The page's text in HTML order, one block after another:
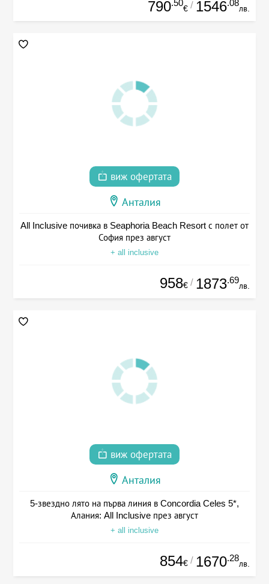
790.50
€ / 1546.08
лв.
виж офертата
Анталия
All Inclusive почивка в Seaphoria Beach Resort с полет от
София през август
+ all inclusive
958€ / 1873.69
лв.
виж офертата
Анталия
5-звездно лято на първа линия в Concordia Celes 5*,
Алания: All Inclusive през август
+ all inclusive
854€ / 1670.28
лв.